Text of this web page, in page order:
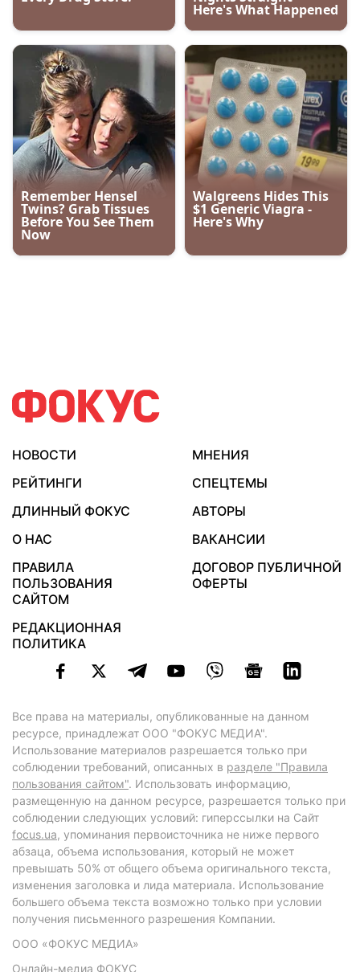
НОВОСТИ
МНЕНИЯ
РЕЙТИНГИ
СПЕЦТЕМЫ
ДЛИННЫЙ ФОКУС
АВТОРЫ
О НАС
ВАКАНСИИ
ПРАВИЛА
ПОЛЬЗОВАНИЯ
САЙТОМ
ДОГОВОР ПУБЛИЧНОЙ
ОФЕРТЫ
РЕДАКЦИОННАЯ
ПОЛИТИКА
Все права на материалы, опубликованные на данном
ресурсе, принадлежат ООО "ФОКУС МЕДИА".
Использование материалов разрешается только при
соблюдении требований, описанных в разделе "Правила
пользования сайтом". Использовать информацию,
размещенную на данном ресурсе, разрешается только при
соблюдении следующих условий: гиперссылки на Сайт
focus.ua, упоминания первоисточника не ниже первого
абзаца, объема использования, который не может
превышать 50% от общего объема оригинального текста,
изменения заголовка и лида материала. Использование
большего объема текста возможно только при условии
получения письменного разрешения Компании.
ООО «ФОКУС МЕДИА»
Онлайн-медиа ФОКУС